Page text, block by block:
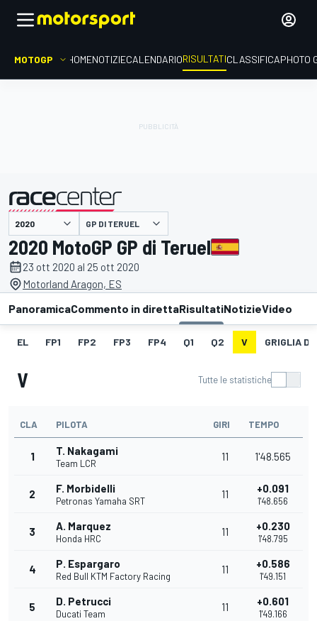
MOTOGP HOMENOTIZIECALENDARIORISULTATICLASSIFICAPHOTO
presentato da GP DI TERUEL
2020 MotoGP GP di Teruel
23 ott 2020 al 25 ott 2020
Motorland Aragon, ES
PanoramicaCommento in direttaRisultatiNotizieVideo
EL FP1 FP2 FP3 FP4 Q1 Q2 V GRIGLIA DI
V Tutte le statistiche
CLA PILOTA GIRI TEMPO
1 T. Nakagami
Team LCR
11 1'48.565
2 F. Morbidelli
Petronas Yamaha SRT
11 +0.091
1'48.656
3 A. Marquez
Honda HRC
11 +0.230
1'48.795
4 P. Espargaro
Red Bull KTM Factory Racing
11 +0.586
1'49.151
5 D. Petrucci
Ducati Team
11 +0.601
1'49.166